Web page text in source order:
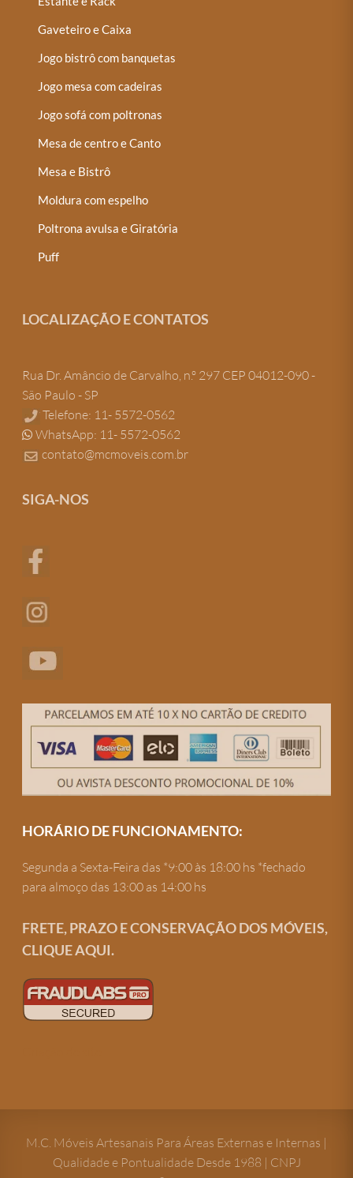
Gaveteiro e Caixa
Jogo bistrô com banquetas
Jogo mesa com cadeiras
Jogo sofá com poltronas
Mesa de centro e Canto
Mesa e Bistrô
Moldura com espelho
Poltrona avulsa e Giratória
Puff
LOCALIZAÇÃO E CONTATOS
Rua Dr. Amâncio de Carvalho, n.º 297 CEP 04012-090 -
São Paulo - SP
Telefone: 11- 5572-0562
WhatsApp: 11- 5572-0562
contato@mcmoveis.com.br
SIGA-NOS
HORÁRIO DE FUNCIONAMENTO:
Segunda a Sexta-Feira das *9:00 às 18:00 hs *fechado
para almoço das 13:00 as 14:00 hs
FRETE, PRAZO E CONSERVAÇÃO DOS MÓVEIS,
CLIQUE AQUI.
M.C. Móveis Artesanais Para Áreas Externas e Internas |
Qualidade e Pontualidade Desde 1988 | CNPJ